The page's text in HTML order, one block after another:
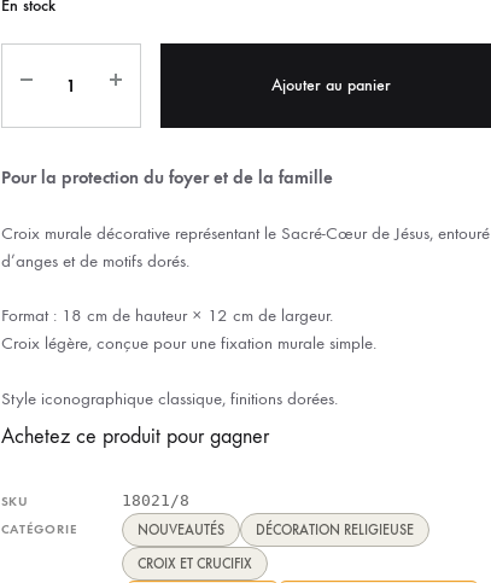
SOUVENIRS DE LOURDES
En stock
Ajouter au panier
Pour la protection du foyer et de la famille
Croix murale décorative représentant le Sacré-Cœur de Jésus, entouré
d’anges et de motifs dorés.
Format : 18 cm de hauteur × 12 cm de largeur.
Croix légère, conçue pour une fixation murale simple.
Style iconographique classique, finitions dorées.
Achetez ce produit pour gagner
SKU 18021/8
CATÉGORIE NOUVEAUTÉS
DÉCORATION RELIGIEUSE
CROIX ET CRUCIFIX